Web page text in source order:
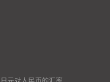
日元对人民币的汇率